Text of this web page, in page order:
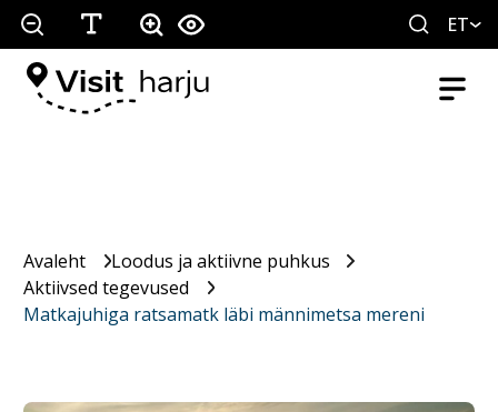
ET
Avaleht
Loodus ja aktiivne puhkus
Aktiivsed tegevused
Matkajuhiga ratsamatk läbi männimetsa mereni